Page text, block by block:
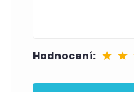
Hodnocení: ★ ★